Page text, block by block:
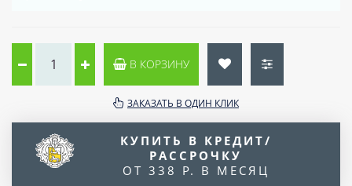
В КОРЗИНУ
ЗАКАЗАТЬ В ОДИН КЛИК
КУПИТЬ В КРЕДИТ/
РАССРОЧКУ
ОТ 338 Р. В МЕСЯЦ